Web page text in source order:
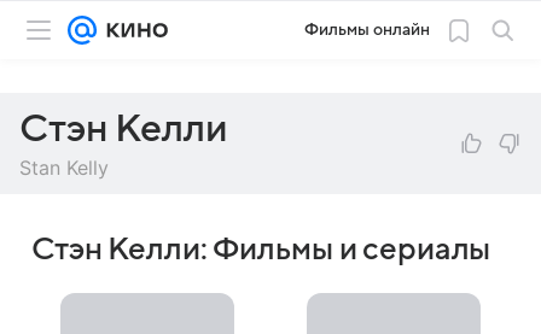
Фильмы онлайн
Стэн Келли
Stan Kelly
Стэн Келли: Фильмы и сериалы